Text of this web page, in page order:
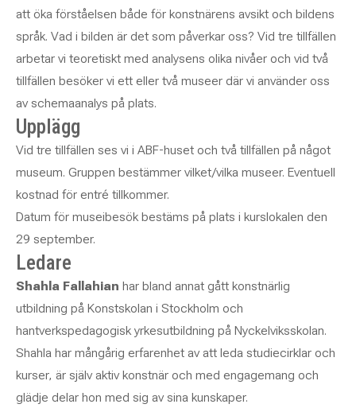
att öka förståelsen både för konstnärens avsikt och bildens
språk. Vad i bilden är det som påverkar oss? Vid tre tillfällen
arbetar vi teoretiskt med analysens olika nivåer och vid två
tillfällen besöker vi ett eller två museer där vi använder oss
av schemaanalys på plats.
Upplägg
Vid tre tillfällen ses vi i ABF-huset och två tillfällen på något
museum. Gruppen bestämmer vilket/vilka museer. Eventuell
kostnad för entré tillkommer.
Datum för museibesök bestäms på plats i kurslokalen den
29 september.
Ledare
Shahla Fallahian har bland annat gått konstnärlig
utbildning på Konstskolan i Stockholm och
hantverkspedagogisk yrkesutbildning på Nyckelviksskolan.
Shahla har mångårig erfarenhet av att leda studiecirklar och
kurser, är själv aktiv konstnär och med engagemang och
glädje delar hon med sig av sina kunskaper.